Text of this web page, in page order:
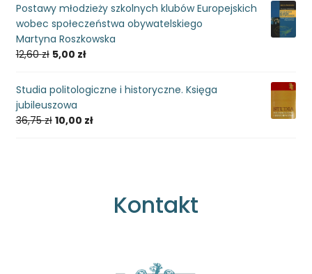
Postawy młodzieży szkolnych klubów Europejskich
wobec społeczeństwa obywatelskiego
Martyna Roszkowska
12,60zł 5,00 zł
Studia politologiczne i historyczne. Księga
jubileuszowa
36,75zł 10,00 zł
Kontakt